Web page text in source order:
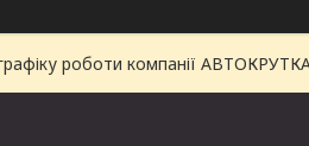
роботи компанії